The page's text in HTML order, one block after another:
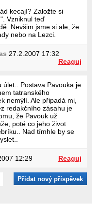
kecají? Založte si
Vzniknul teď
Nevšim jsme si ale, že
nebo na Lezci.
27.2.2007 17:32
Reaguj
úlet.. Postava Pavouka je
tatranského
nemýlí. Ale připadá mi,
redakčního zásahu je
že Pavouk už
poté co jeho život
Nad tímhle by se
12:29 Reaguj
Přidat nový příspěvek